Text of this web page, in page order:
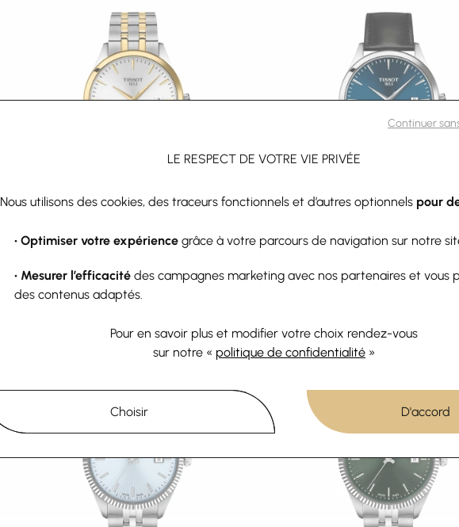
Continuer
LE RESPECT DE VOTRE VIE PRIVÉE
Nous utilisons des cookies, des traceurs fonctionnels et d’autres optionnels pour
• Optimiser votre expérience grâce à votre parcours de navigation sur notre
• Mesurer l’efficacité des campagnes marketing avec nos partenaires et vous
des contenus adaptés.
Pour en savoir plus et modifier votre choix rendez-vous
sur notre « politique de confidentialité »
Choisir D'accord
-10%
Tissot
80 40mm
463,50 €
-10%
Tissot
80 40mm